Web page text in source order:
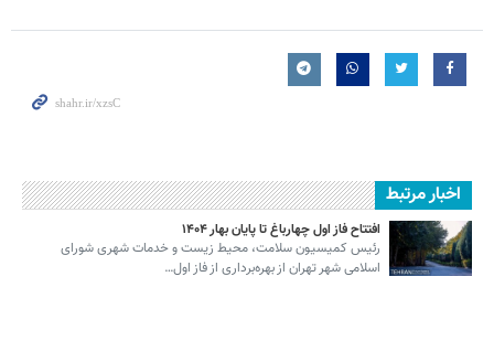
اخبار مرتبط
افتتاح فاز اول چهارباغ تا پایان بهار ۱۴۰۴
رئیس کمیسیون سلامت، محیط زیست و خدمات شهری شورای
اسلامی شهر تهران از بهره‌برداری از فاز اول…